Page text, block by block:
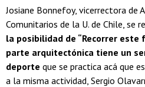
Josiane Bonnefoy, vicerrectora de
Comunitarios de la U. de Chile, se
la posibilidad de “Recorrer este
parte arquitectónica tiene un
deporte que se practica acá que
a la misma actividad, Sergio